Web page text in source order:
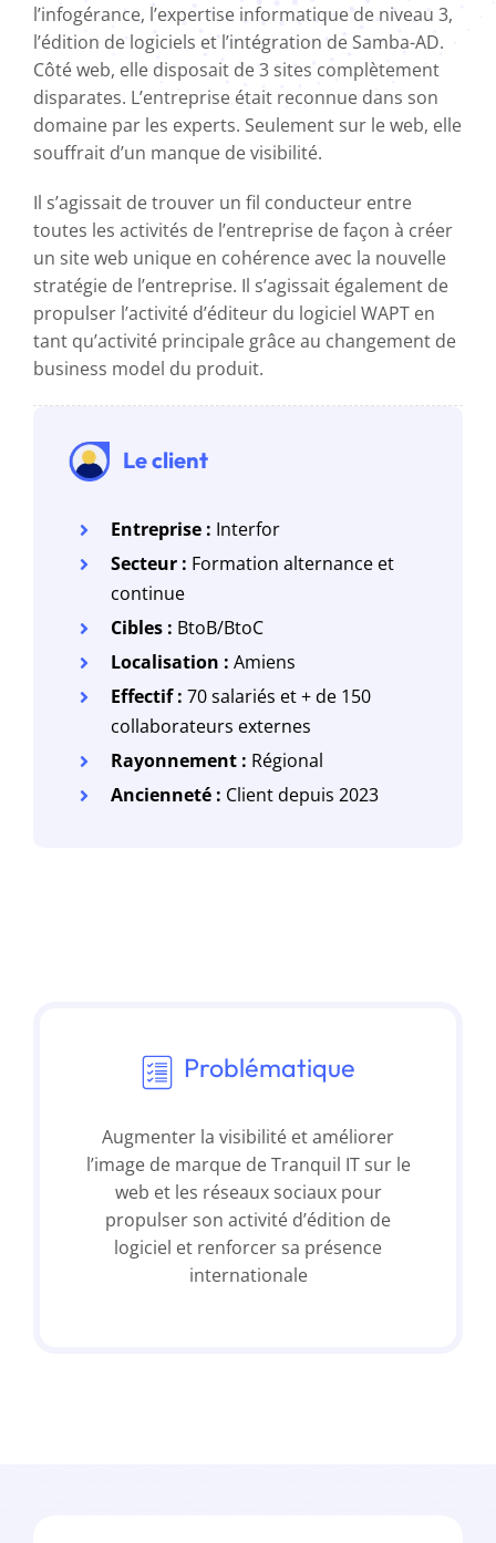
l’infogérance, l’expertise informatique de niveau 3,
l’édition de logiciels et l’intégration de Samba-AD.
Côté web, elle disposait de 3 sites complètement
disparates. L’entreprise était reconnue dans son
domaine par les experts. Seulement sur le web, elle
souffrait d’un manque de visibilité.
Il s’agissait de trouver un fil conducteur entre
toutes les activités de l’entreprise de façon à créer
un site web unique en cohérence avec la nouvelle
stratégie de l’entreprise. Il s’agissait également de
propulser l’activité d’éditeur du logiciel WAPT en
tant qu’activité principale grâce au changement de
business model du produit.
Le client
Entreprise : Interfor
Secteur : Formation alternance et
continue
Cibles : BtoB/BtoC
Localisation :Amiens
Effectif :70 salariés et + de 150
collaborateurs externes
Rayonnement : Régional
Ancienneté : Client depuis 2023
Problématique
Augmenter la visibilité et améliorer
l’image de marque de Tranquil IT sur le
web et les réseaux sociaux pour
propulser son activité d’édition de
logiciel et renforcer sa présence
internationale